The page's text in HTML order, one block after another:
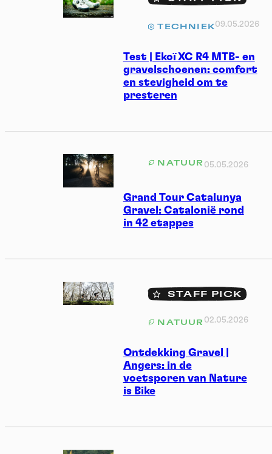
Test | Ekoï XC R4 MTB- en
gravelschoenen: comfort
en stevigheid om te
presteren
TECHNIEK09.05.2026
Grand Tour Catalunya
Gravel: Catalonië rond
in 42 etappes
NATUUR 05.05.2026
Ontdekking Gravel |
Angers: in de
voetsporen van Nature
is Bike
STAFF PICK
NATUUR 02.05.2026